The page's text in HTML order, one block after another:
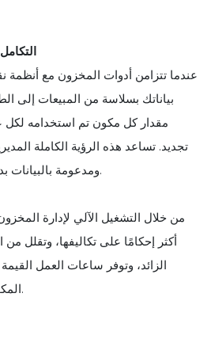
4.
عندما تتزامن أدوات المخزون مع أنظمة
بياناتك بسلاسة من المبيعات إلى
مقدار كل مكون تم استخدامه لكل
تجديد. تساعد هذه الرؤية الكاملة
ومدعومة بالبيانات بدلاً من الاعتماد على الحدس.
من خلال التشغيل الآلي لإدارة
أكثر إحكامًا على تكاليفها، وتقلل من
الزائد، وتوفر ساعات العمل
المكونات الطازجة إلى كل طبق.